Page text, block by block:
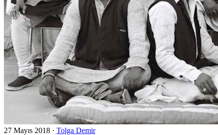
27 Mayıs 2018 · Tolga Demir